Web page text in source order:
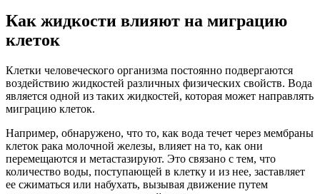
Как жидкости влияют на миграцию
клеток
Клетки человеческого организма постоянно подвергаются
воздействию жидкостей различных физических свойств. Вода
является одной из таких жидкостей, которая может направлять
миграцию клеток.
Например, обнаружено, что то, как вода течет через мембраны
клеток рака молочной железы, влияет на то, как они
перемещаются и метастазируют. Это связано с тем, что
количество воды, поступающей в клетку и из нее, заставляет
ее сжиматься или набухать, вызывая движение путем